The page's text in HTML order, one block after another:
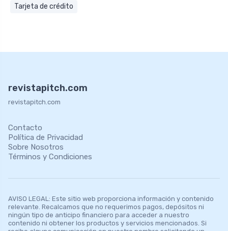
Tarjeta de crédito
revistapitch.com
revistapitch.com
Contacto
Política de Privacidad
Sobre Nosotros
Términos y Condiciones
AVISO LEGAL: Este sitio web proporciona información y contenido
relevante. Recalcamos que no requerimos pagos, depósitos ni
ningún tipo de anticipo financiero para acceder a nuestro
contenido ni obtener los productos y servicios mencionados. Si